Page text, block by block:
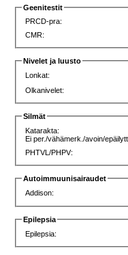
Geenitestit
PRCD-pra:
CMR:
Nivelet ja luusto
Lonkat:
Olkanivelet:
Silmät
Katarakta:
Ei per./vähämerk./avoin/
PHTVL/PHPV:
Autoimmuunisairaudet
Addison:
Epilepsia
Epilepsia: